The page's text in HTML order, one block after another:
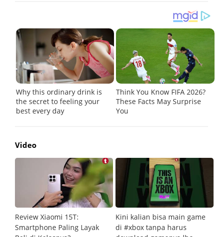
Video
Review Xiaomi 15T:
Smartphone Paling Layak
Kini kalian bisa main game
di #xbox tanpa harus